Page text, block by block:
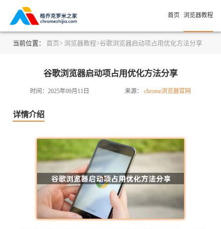
首页 浏览器教程
当前位置： 首页> 浏览器教程>谷歌浏览器启动项占用优化方法分享
谷歌浏览器启动项占用优化方法分享
时间：2025年09月11日 来源： chrome浏览器官网
详情介绍